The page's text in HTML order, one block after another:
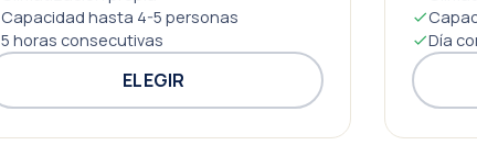
Capacidad hasta 4-5 personas
5 horas consecutivas
ELEGIR
Día